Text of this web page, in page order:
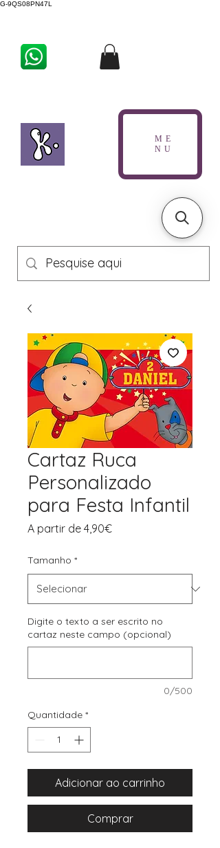
G-9QS08PN47L
ME
NU
Cartaz Ruca
Personalizado
para Festa Infantil
A partir de 4,90€Preço
Tamanho *
Digite o texto a ser escrito no
cartaz neste campo (opcional)
0/500
Quantidade *
Adicionar ao carrinho
Comprar